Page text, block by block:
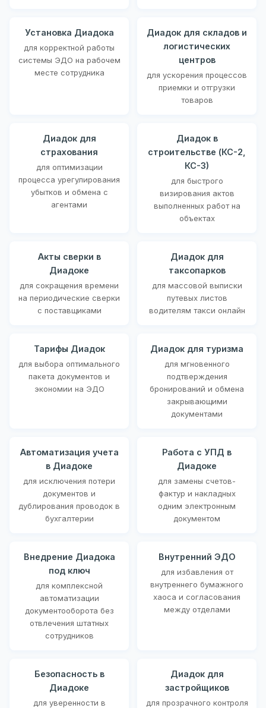
Установка Диадока
для корректной работы
системы ЭДО на рабочем
месте сотрудника
Диадок для складов и
логистических
центров
для ускорения процессов
приемки и отгрузки
товаров
Диадок для
страхования
для оптимизации
процесса урегулирования
убытков и обмена с
агентами
Диадок в
строительстве (КС-2,
КС-3)
для быстрого
визирования актов
выполненных работ на
объектах
Акты сверки в
Диадоке
для сокращения времени
на периодические сверки
с поставщиками
Диадок для
таксопарков
для массовой выписки
путевых листов
водителям такси онлайн
Тарифы Диадок
для выбора оптимального
пакета документов и
экономии на ЭДО
Диадок для туризма
для мгновенного
подтверждения
бронирований и обмена
закрывающими
документами
Автоматизация учета
в Диадоке
для исключения потери
документов и
дублирования проводок в
бухгалтерии
Работа с УПД в
Диадоке
для замены счетов-
фактур и накладных
одним электронным
документом
Внедрение Диадока
под ключ
для комплексной
автоматизации
документооборота без
отвлечения штатных
сотрудников
Внутренний ЭДО
для избавления от
внутреннего бумажного
хаоса и согласования
между отделами
Безопасность в
Диадоке
для уверенности в
Диадок для
застройщиков
для прозрачного контроля